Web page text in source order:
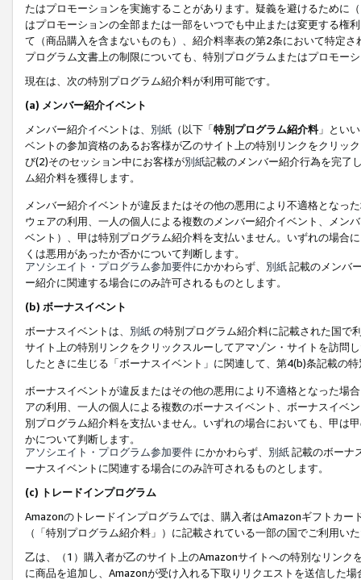
たはプロモーションを実施することがあります。疑義を避けるために
はプロモーションの全部または一部をいつでも中止または変更する権
て（商品購入を含まないものも）、紹介料率表の第2条において特定
プログラム文書上の制限についても、特別プログラムまたはプロモー
現在は、次の特別プログラム紹介料が利用可能です。
(a) メンバー紹介イベント
メンバー紹介イベントは、 別紙 （以下「特別プログラム紹介料」とい
ベントの参加資格のあるお客様が乙のサイト上の特別リンクをクリッ
び(2)そのセッション中にお客様が別紙記載のメンバー紹介行為を完了
ム紹介料を獲得します。
メンバー紹介イベントが違反またはその他の悪用により不適格となっ
ウェアの利用、一人の個人による複数のメンバー紹介イベント、メン
ベント）、甲は特別プログラム紹介料を支払いません。いずれの場合
くは悪用があったか否かについて判断します。
アソシエイト・プログラム参加要件にかかわらず、 別紙記載のメンバ
ー紹介に関連する場合にのみ許可されるものとします。
(b) ボーナスイベント
ボーナスイベントは、 別紙の特別プログラム紹介料に記載された国で
サイト上の特別リンクをクリックスルーしてアマゾン・サイトを訪問
したときに生じる「ボーナスイベント」に関連して、第4(b)条記載の
ボーナスイベントが違反またはその他の悪用により不適格となった場
アの利用、一人の個人による複数のボーナスイベント、ボーナスイベ
別プログラム紹介料を支払いません。いずれの場合においても、甲は
かについて判断します。
アソシエイト・プログラム参加要件 にかかわらず、 別紙記載のボーナ
ーナスイベントに関連する場合にのみ許可されるものとします。
(c) トレードインプログラム
Amazonのトレードインプログラムでは、購入者はAmazonギフトカ
（「特別プログラム紹介料」）に記載されている一部の国でご利用い
乙は、（1）購入者が乙のサイト上のAmazonサイトへの特別なリン
に商品を追加し、Amazonが受け入れる下取りリクエストを送信した